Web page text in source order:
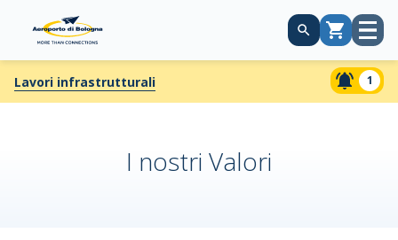
CarrelloApri
Lavori infrastrutturali 1
I nostri Valori